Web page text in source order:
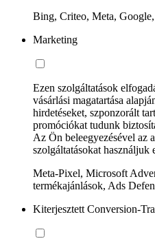
Bing, Criteo, Meta,
Marketing
Ezen szolgáltatások
vásárlási magatartása
hirdetéseket, szponzorált
promóciókat tudunk
Az Ön beleegyezésével az
szolgáltatásokat használjuk
Meta-Pixel, Microsoft
termékajánlások, Ads
Kiterjesztett Conversion-